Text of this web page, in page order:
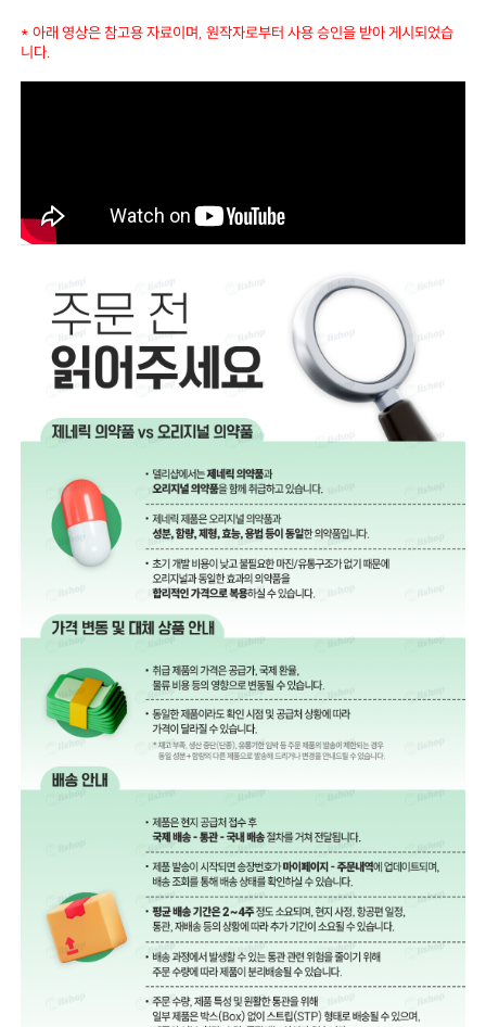
* 아래 영상은 참고용 자료이며, 원작자로부터 사용 승인을 받아 게시되었습
니다.